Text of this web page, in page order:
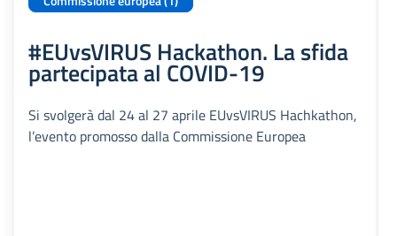
#EUvsVIRUS Hackathon. La sfida
partecipata al COVID-19
Si svolgerà dal 24 al 27 aprile EUvsVIRUS Hachkathon,
l’evento promosso dalla Commissione Europea